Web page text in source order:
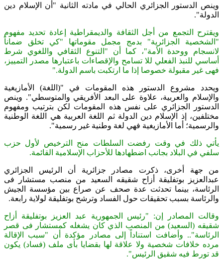
وينص الدستور الجزائري الحالي في مادته الثانية "أن الإسلام دين
الدولة."
ويقترح التجمع من أجل الثقافة والديمقراطية إعادة تحديد مفهوم
"الشخصية الجزائرية" بدمج مجمل مقوماتها "كي تخلق ضماناً
لانسجام ووحدة الأمة"، كما أن "التنوع الثقافي واللغوي شرط
أساسي للنبذ الفعلي للا تسامح والإقصاءات باعتبارها مصدر التمييز،
فهى غير مقبولة خصوصا إذا ما ارتكبت باسم الدولة".
ويحدد مشروع الدستور هذه المقومات في "(اللغة) الأمازيغية
والإسلام والعربية، علاوة على البعد الأفريقي والمتوسطي". وينص
الدستور الجزائري على نفس هذه المقومات لكن بترتيب ومفهوم
مختلفين، إذ الإسلام دين الدولة ثم اللغة العربية هي اللغة الوطنية
والرسمية؛ أما الأمازيغية فهي لغة وطنية غير رسمية".
يأتي ذلك في وقت رفضت السلطات منح الترخيص لأول حزب
سلفي في البلاد بجانب اضطهادها للأحزاب الإسلامية القائمة.
من جهة أخرى، ذكرت مصادر جزائرية أن الرئيس الجزائري
عبدالعزيز بوتفليقة أزاح شقيقه السعيد من منصب مستشار فى
الرئاسة، بينما تحدثت عدة صحف عن صراع بين مؤسسة الجيش
والرئاسة بسبب تحقيقات حول الفساد وترشح بوتفليقة لولاية رابعة.
وقالت المصادر إن: "رئيس الجمهورية عبد العزيز بوتفليقة أزاح
شقيقه )السعيد) من المنصب الذي كان يشغله كمستشار فى قصر
الرئاسة".. وأضافت استناداً إلى مصادر مؤكدة أن "سبب الإقالة
مرده خلافات شخصية ولا علاقة لها بقضايا بأى ملف (فساد) يكون
قد تورط فيه شقيق الرئيس."